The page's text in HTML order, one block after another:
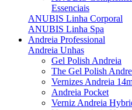
Essenciais
ANUBIS Linha Corporal
ANUBIS Linha Spa
Andreia Professional
Andreia Unhas
Gel Polish Andreia
The Gel Polish
Vernizes Andreia
Andreia Pocket
Verniz Andreia